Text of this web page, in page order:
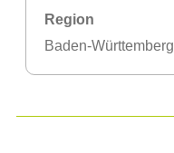
Region
Baden-Württemberg